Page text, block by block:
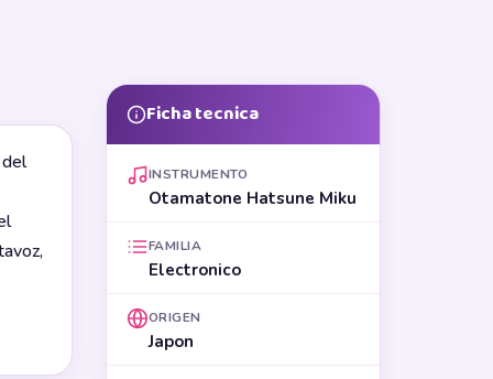
Ficha tecnica
INSTRUMENTO
Otamatone Hatsune Miku
FAMILIA
Electronico
ORIGEN
Japon